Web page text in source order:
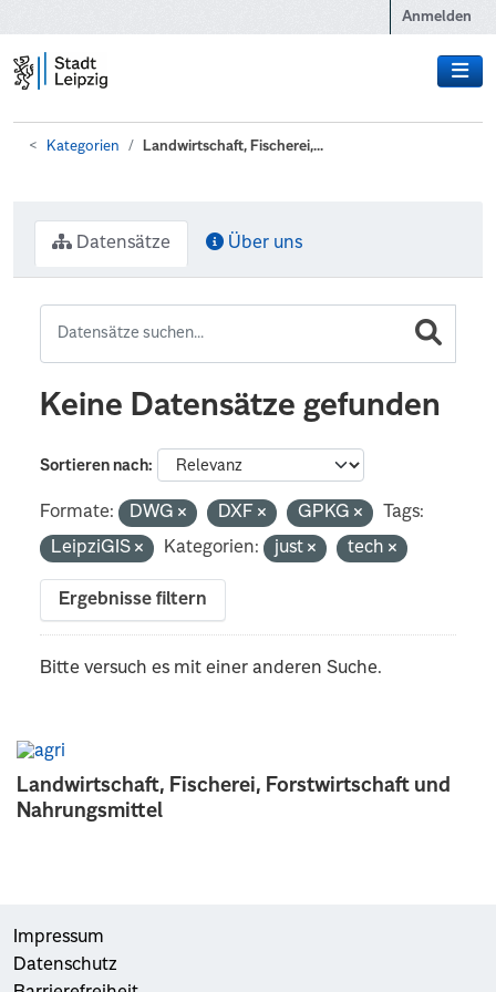
Anmelden
Kategorien Landwirtschaft, Fischerei,...
Landwirtschaft, Fischerei, Forstwirtschaft und
Nahrungsmittel
Datensätze Über uns
Keine Datensätze gefunden
Sortieren nach
Formate: DWG DXF GPKG
Tags:
LeipziGIS
Kategorien: just tech
Ergebnisse filtern
Bitte versuch es mit einer anderen Suche.
Impressum
Datenschutz